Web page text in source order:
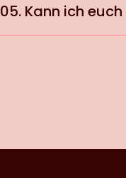
05. Kann ich